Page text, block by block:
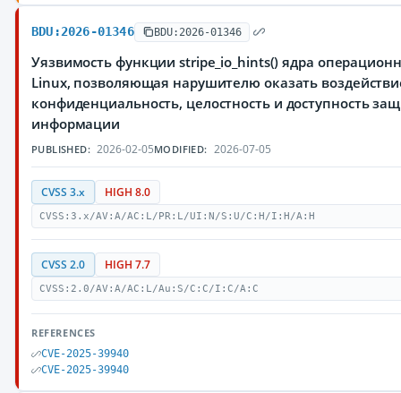
BDU:2026-01346 BDU:2026-01346
Уязвимость функции stripe_io_hints() ядра
Linux, позволяющая нарушителю оказать
конфиденциальность, целостность и доступность
информации
PUBLISHED: 2026-02-05MODIFIED: 2026-07-05
CVSS 3.x HIGH 8.0
CVSS:3.x/AV:A/AC:L/PR:L/UI:N/S:U/C:H/I:H/A:H
CVSS 2.0 HIGH 7.7
CVSS:2.0/AV:A/AC:L/Au:S/C:C/I:C/A:C
REFERENCES
CVE-2025-39940
CVE-2025-39940